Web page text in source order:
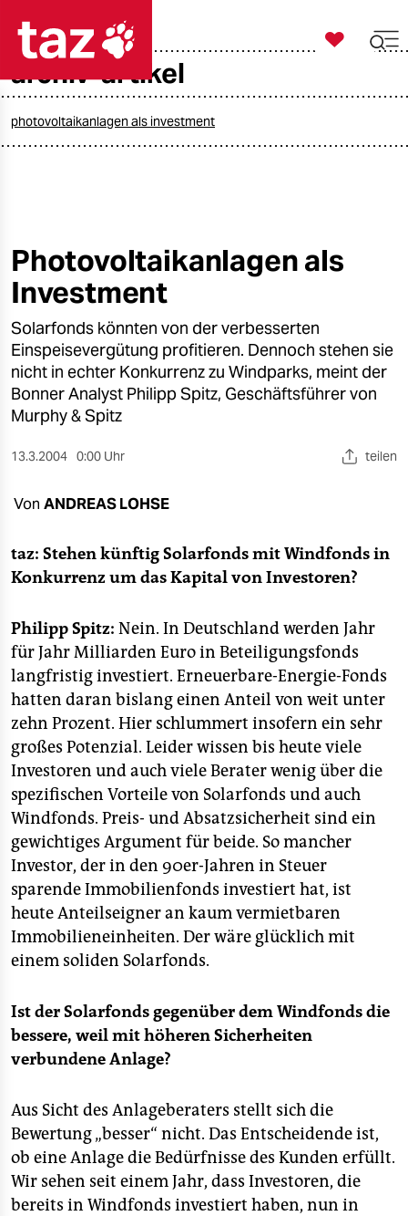
taz zahl ich
öko
gesellschaft
kultur
sport
berlin
nord
wahrheit
verlag
shop
fragen & hilfe
unterstützen
abo
genossenschaft
epaper login

taz zahl ich
archiv-artikel
photovoltaikanlagen als investment
Photovoltaikanlagen als
Investment
Solarfonds könnten von der verbesserten
Einspeisevergütung profitieren. Dennoch stehen sie
nicht in echter Konkurrenz zu Windparks, meint der
Bonner Analyst Philipp Spitz, Geschäftsführer von
Murphy & Spitz
13.3.2004 0:00 Uhr teilen
Von ANDREAS LOHSE
taz: Stehen künftig Solarfonds mit Windfonds in
Konkurrenz um das Kapital von Investoren?
Philipp Spitz: Nein. In Deutschland werden Jahr
für Jahr Milliarden Euro in Beteiligungsfonds
langfristig investiert. Erneuerbare-Energie-Fonds
hatten daran bislang einen Anteil von weit unter
zehn Prozent. Hier schlummert insofern ein sehr
großes Potenzial. Leider wissen bis heute viele
Investoren und auch viele Berater wenig über die
spezifischen Vorteile von Solarfonds und auch
Windfonds. Preis- und Absatzsicherheit sind ein
gewichtiges Argument für beide. So mancher
Investor, der in den 90er-Jahren in Steuer
sparende Immobilienfonds investiert hat, ist
heute Anteilseigner an kaum vermietbaren
Immobilieneinheiten. Der wäre glücklich mit
einem soliden Solarfonds.
Ist der Solarfonds gegenüber dem Windfonds die
bessere, weil mit höheren Sicherheiten
verbundene Anlage?
Aus Sicht des Anlageberaters stellt sich die
Bewertung „besser“ nicht. Das Entscheidende ist,
ob eine Anlage die Bedürfnisse des Kunden erfüllt.
Wir sehen seit einem Jahr, dass Investoren, die
bereits in Windfonds investiert haben, nun in